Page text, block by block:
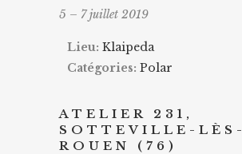
5 – 7 juillet 2019
Lieu: Klaipeda
Catégories: Polar
ATELIER 231,
SOTTEVILLE-LÈS-
ROUEN (76)